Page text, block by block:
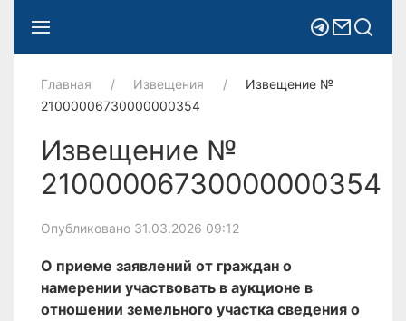
Главная Извещения
Извещение №
21000006730000000354
Извещение №
21000006730000000354
Опубликовано 31.03.2026 09:12
О приеме заявлений от граждан о
намерении участвовать в аукционе в
отношении земельного участка сведения о